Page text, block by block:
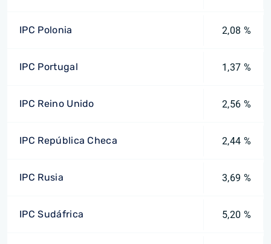
IPC Polonia 2,08 %
IPC Portugal 1,37 %
IPC Reino Unido 2,56 %
IPC República Checa 2,44 %
IPC Rusia 3,69 %
IPC Sudáfrica 5,20 %